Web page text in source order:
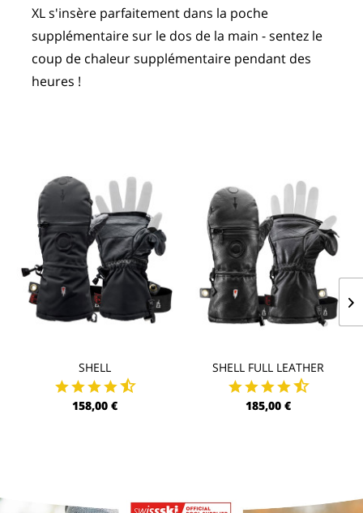
XL s'insère parfaitement dans la poche
supplémentaire sur le dos de la main - sentez le
coup de chaleur supplémentaire pendant des
heures !
SHELL
158,00 €
SHELL FULL LEATHER
185,00 €